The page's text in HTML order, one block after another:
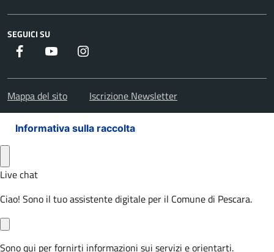
SEGUICI SU
Facebook Youtube
Mappa del sito Iscrizione Newsletter
Informativa sulla raccolta